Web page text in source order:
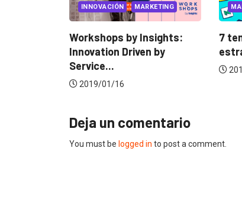
MARKETING
Workshops by Insights:
Innovation Driven by
MARKETING
7 tendencias que
estrategia en
Deja un comentario
You must be logged in to post a comment.